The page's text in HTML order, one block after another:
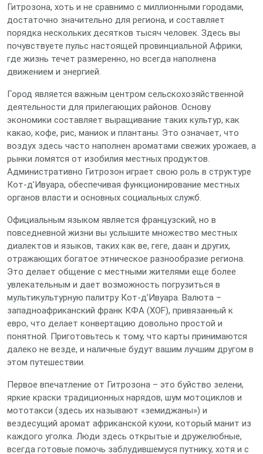
Гитрозона, хоть и не сравнимо с миллионными городами,
достаточно значительно для региона, и составляет
порядка нескольких десятков тысяч человек. Здесь вы
почувствуете пульс настоящей провинциальной Африки,
где жизнь течет размеренно, но всегда наполнена
движением и энергией.
Город является важным центром сельскохозяйственной
деятельности для прилегающих районов. Основу
экономики составляет выращивание таких культур, как
какао, кофе, рис, маниок и плантаны. Это означает, что
воздух здесь часто наполнен ароматами свежих урожаев, а
рынки ломятся от изобилия местных продуктов.
Административно Гитрозон играет свою роль в структуре
Кот-д’Ивуара, обеспечивая функционирование местных
органов власти и основных социальных служб.
Официальным языком является французский, но в
повседневной жизни вы услышите множество местных
диалектов и языков, таких как ве, геге, даан и других,
отражающих богатое этническое разнообразие региона.
Это делает общение с местными жителями еще более
увлекательным и дает возможность погрузиться в
мультикультурную палитру Кот-д’Ивуара. Валюта –
западноафриканский франк КФА (XOF), привязанный к
евро, что делает конвертацию довольно простой и
понятной. Приготовьтесь к тому, что карты принимаются
далеко не везде, и наличные будут вашим лучшим другом в
этом путешествии.
Первое впечатление от Гитрозона – это буйство зелени,
яркие краски традиционных нарядов, шум мотоциклов и
мототакси (здесь их называют «земиджаны») и
вездесущий аромат африканской кухни, который манит из
каждого уголка. Люди здесь открытые и дружелюбные,
всегда готовые помочь заблудившемуся путнику, хотя и с